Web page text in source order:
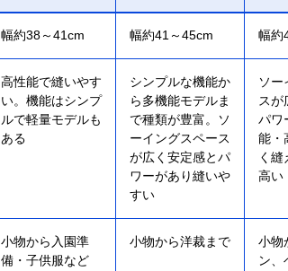
幅約38～41cm 幅約41～45cm 幅約
高性能で縫いやす
い。機能はシンプ
ルで軽量モデルも
ある
シンプルな機能か
ら多機能モデルま
で種類が豊富。ソ
ーイングスペース
が広く安定感とパ
ワーがあり縫いや
すい
ソー
スが
パワ
能・
く
高い
小物から入園準
備・子供服など
小物から洋裁まで
小物
ン、